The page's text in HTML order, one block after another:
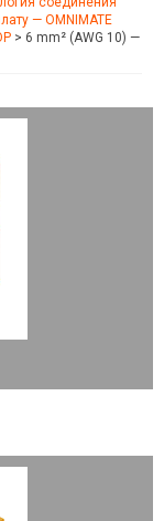
— OMNIMATE
> 6 mm² (AWG 10) —